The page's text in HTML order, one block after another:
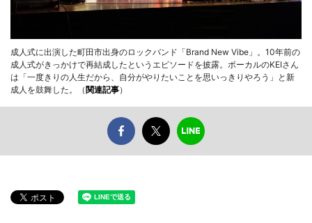
成人式に出演した町田市出身のロックバンド「Brand New Vibe」。10年前の
成人式がきっかけで再結成したというエピソードを披露。ボーカルのKEIさん
は「一度きりの人生だから、自分がやりたいことを思いっきりやろう」と新
成人を鼓舞した。（ 関連記事）